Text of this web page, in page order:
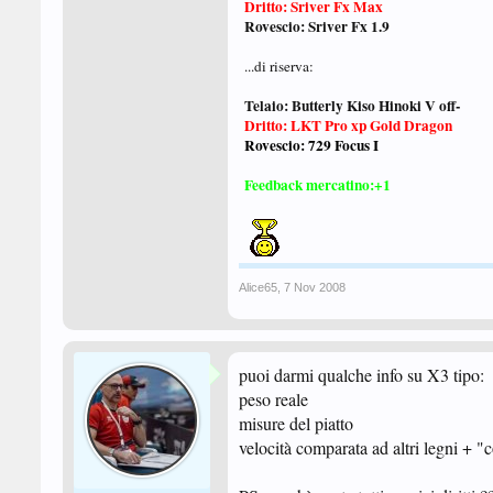
Dritto: Sriver Fx Max
Rovescio: Sriver Fx 1.9
...di riserva:
Telaio: Butterly Kiso Hinoki V off-
Dritto: LKT Pro xp Gold Dragon
Rovescio: 729 Focus I
Feedback mercatino:+1
Alice65 7 Nov 2008
puoi darmi qualche info su X3 tipo:
peso reale
misure del piatto
velocità comparata ad altri legni +